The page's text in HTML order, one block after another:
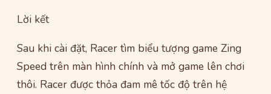
Lời kết
Sau khi cài đặt, Racer tìm biểu tượng game Zing
Speed trên màn hình chính và mở game lên chơi
thôi. Racer được thỏa đam mê tốc độ trên hệ